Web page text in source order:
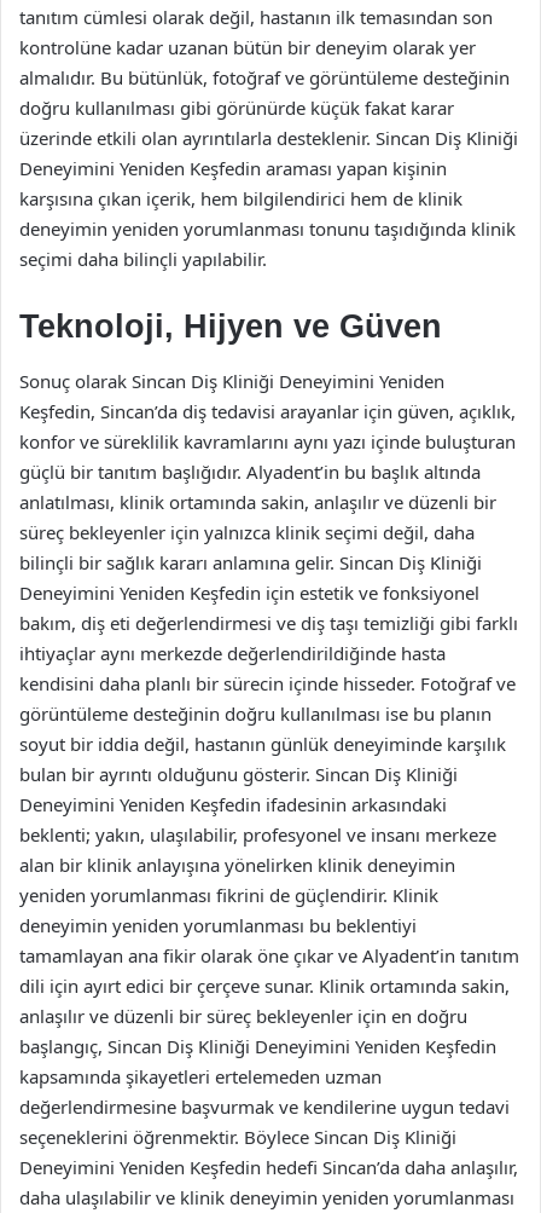
tanıtım cümlesi olarak değil, hastanın ilk temasından son
kontrolüne kadar uzanan bütün bir deneyim olarak yer
almalıdır. Bu bütünlük, fotoğraf ve görüntüleme desteğinin
doğru kullanılması gibi görünürde küçük fakat karar
üzerinde etkili olan ayrıntılarla desteklenir. Sincan Diş Kliniği
Deneyimini Yeniden Keşfedin araması yapan kişinin
karşısına çıkan içerik, hem bilgilendirici hem de klinik
deneyimin yeniden yorumlanması tonunu taşıdığında klinik
seçimi daha bilinçli yapılabilir.
Teknoloji, Hijyen ve Güven
Sonuç olarak Sincan Diş Kliniği Deneyimini Yeniden
Keşfedin, Sincan’da diş tedavisi arayanlar için güven, açıklık,
konfor ve süreklilik kavramlarını aynı yazı içinde buluşturan
güçlü bir tanıtım başlığıdır. Alyadent’in bu başlık altında
anlatılması, klinik ortamında sakin, anlaşılır ve düzenli bir
süreç bekleyenler için yalnızca klinik seçimi değil, daha
bilinçli bir sağlık kararı anlamına gelir. Sincan Diş Kliniği
Deneyimini Yeniden Keşfedin için estetik ve fonksiyonel
bakım, diş eti değerlendirmesi ve diş taşı temizliği gibi farklı
ihtiyaçlar aynı merkezde değerlendirildiğinde hasta
kendisini daha planlı bir sürecin içinde hisseder. Fotoğraf ve
görüntüleme desteğinin doğru kullanılması ise bu planın
soyut bir iddia değil, hastanın günlük deneyiminde karşılık
bulan bir ayrıntı olduğunu gösterir. Sincan Diş Kliniği
Deneyimini Yeniden Keşfedin ifadesinin arkasındaki
beklenti; yakın, ulaşılabilir, profesyonel ve insanı merkeze
alan bir klinik anlayışına yönelirken klinik deneyimin
yeniden yorumlanması fikrini de güçlendirir. Klinik
deneyimin yeniden yorumlanması bu beklentiyi
tamamlayan ana fikir olarak öne çıkar ve Alyadent’in tanıtım
dili için ayırt edici bir çerçeve sunar. Klinik ortamında sakin,
anlaşılır ve düzenli bir süreç bekleyenler için en doğru
başlangıç, Sincan Diş Kliniği Deneyimini Yeniden Keşfedin
kapsamında şikayetleri ertelemeden uzman
değerlendirmesine başvurmak ve kendilerine uygun tedavi
seçeneklerini öğrenmektir. Böylece Sincan Diş Kliniği
Deneyimini Yeniden Keşfedin hedefi Sincan’da daha anlaşılır,
daha ulaşılabilir ve klinik deneyimin yeniden yorumlanması